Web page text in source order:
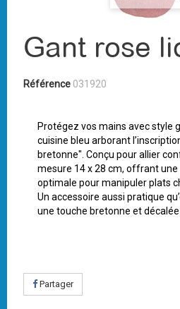
Gant rose
Référence 031920
Protégez vos mains avec style
cuisine bleu arborant
bretonne". Conçu pour allier
mesure 14 x 28 cm, offrant une
optimale pour manipuler plats
Un accessoire aussi pratique
une touche bretonne et décalée
Partager